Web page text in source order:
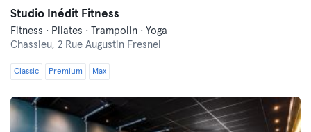
Studio Inédit Fitness
Fitness · Pilates · Trampolin · Yoga
Chassieu, 2 Rue Augustin Fresnel
Classic Premium Max